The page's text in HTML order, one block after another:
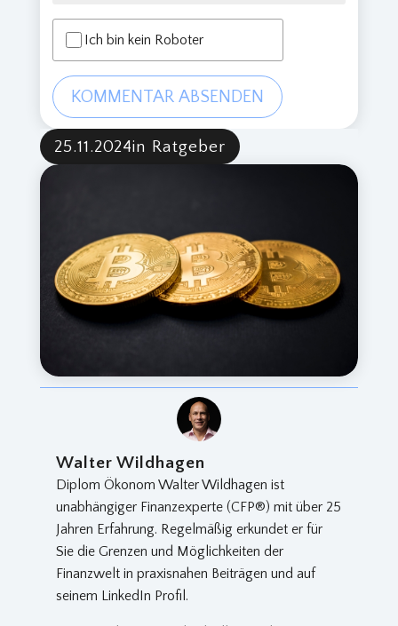
25.11.2024in Ratgeber
Walter Wildhagen
Diplom Ökonom Walter Wildhagen ist
unabhängiger Finanzexperte (CFP®) mit über 25
Jahren Erfahrung. Regelmäßig erkundet er für
Sie die Grenzen und Möglichkeiten der
Finanzwelt in praxisnahen Beiträgen und auf
seinem LinkedIn Profil.
Ich bin kein Roboter
KOMMENTAR ABSENDEN